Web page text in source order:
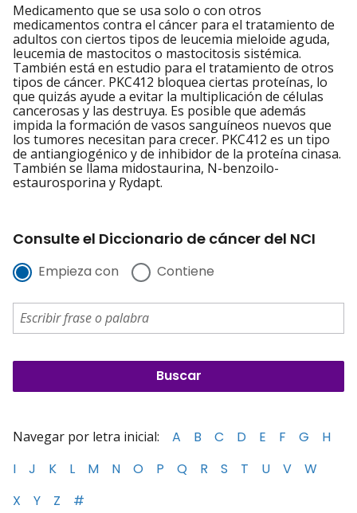
Medicamento que se usa solo o con otros
medicamentos contra el cáncer para el tratamiento de
adultos con ciertos tipos de leucemia mieloide aguda,
leucemia de mastocitos o mastocitosis sistémica.
También está en estudio para el tratamiento de otros
tipos de cáncer. PKC412 bloquea ciertas proteínas, lo
que quizás ayude a evitar la multiplicación de células
cancerosas y las destruya. Es posible que además
impida la formación de vasos sanguíneos nuevos que
los tumores necesitan para crecer. PKC412 es un tipo
de antiangiogénico y de inhibidor de la proteína cinasa.
También se llama midostaurina, N-benzoilo-
estaurosporina y Rydapt.
Consulte el Diccionario de cáncer del NCI
Empieza con Contiene
Navegar por letra inicial: A B C D E F G
H
I
J K L M N O P Q R S T U V
W
X
Y Z #